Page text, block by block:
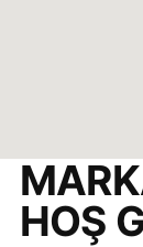
HOŞ